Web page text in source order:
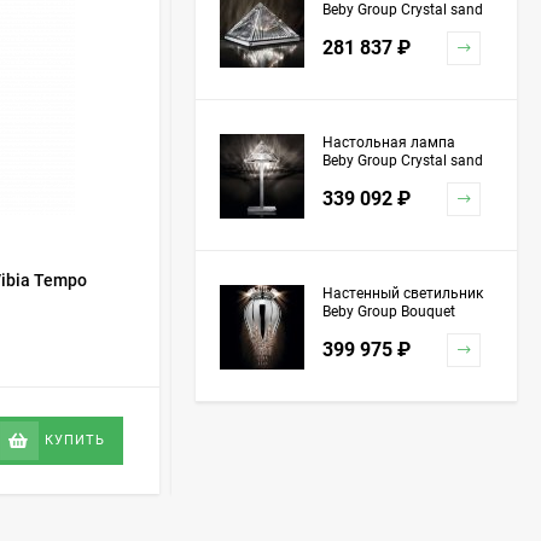
Tempo
КУПИТЬ
5761
В НАЛИЧИИ
Beby Group Crystal sand
281 837 ₽
Настольная лампа
Beby Group Crystal sand
339 092 ₽
Настенный светильник
Beby Group Bouquet
Grey Red
399 975 ₽